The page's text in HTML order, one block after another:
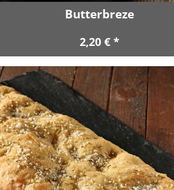
Butterbreze
2,20 € *